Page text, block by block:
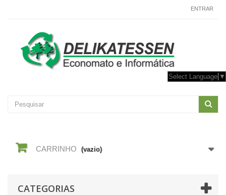
ENTRAR
Select Language ▼
CARRINHO (vazio)
CATEGORIAS